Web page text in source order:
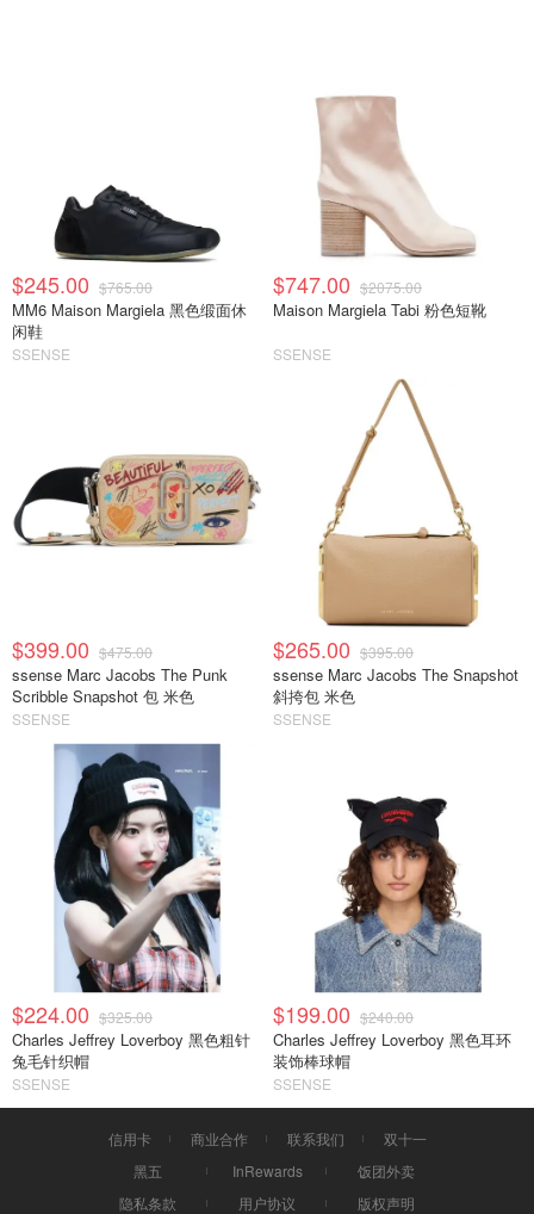
$245.00 $765.00
MM6 Maison Margiela 黑色缎面休
闲鞋
SSENSE
$747.00 $2075.00
Maison Margiela Tabi 粉色短靴
SSENSE
$399.00 $475.00
ssense Marc Jacobs The Punk
Scribble Snapshot 包 米色
SSENSE
$265.00 $395.00
ssense Marc Jacobs The Snapshot
斜挎包 米色
SSENSE
$224.00 $325.00
Charles Jeffrey Loverboy 黑色粗针
兔毛针织帽
SSENSE
$199.00 $240.00
Charles Jeffrey Loverboy 黑色耳环
装饰棒球帽
SSENSE
信用卡 商业合作 联系我们
双十一
黑五
InRewards
饭团外卖
隐私条款
用户协议 版权声明